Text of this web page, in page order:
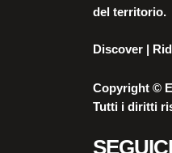
del territorio.
Discover |
Copyright ©
Tutti i diritti